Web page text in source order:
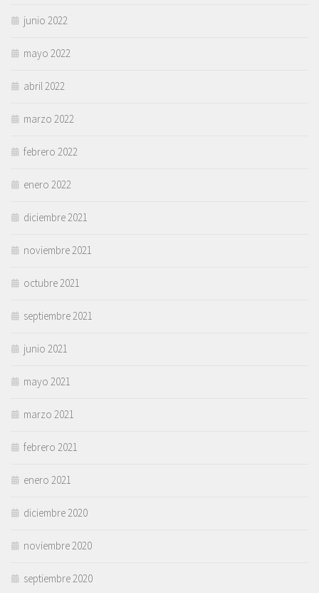
junio 2022
mayo 2022
abril 2022
marzo 2022
febrero 2022
enero 2022
diciembre 2021
noviembre 2021
octubre 2021
septiembre 2021
junio 2021
mayo 2021
marzo 2021
febrero 2021
enero 2021
diciembre 2020
noviembre 2020
septiembre 2020